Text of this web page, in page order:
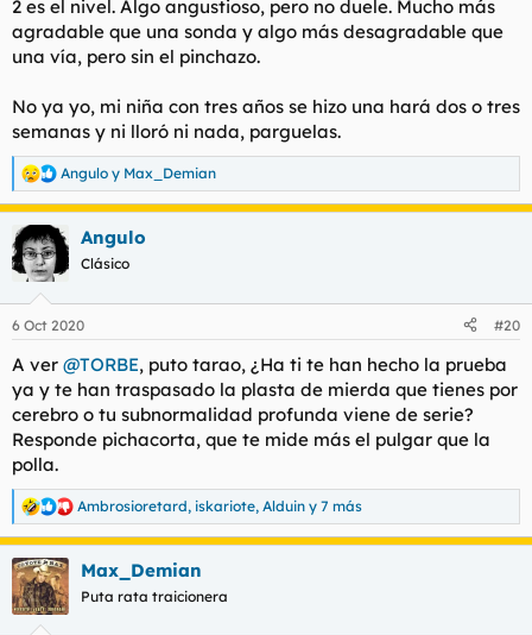
2 es el nivel. Algo angustioso, pero no duele. Mucho más
agradable que una sonda y algo más desagradable que
una vía, pero sin el pinchazo.
No ya yo, mi niña con tres años se hizo una hará dos o tres
semanas y ni lloró ni nada, parguelas.
R
e
a
c
c
i
e
:
Angulo y Max_Demian
Angulo
Clásico
6 Oct 2020 #20
A ver @TORBE, puto tarao, ¿Ha ti te han hecho la prueba
ya y te han traspasado la plasta de mierda que tienes por
cerebro o tu subnormalidad profunda viene de serie?
Responde pichacorta, que te mide más el pulgar que la
polla.
R
e
a
c
c
i
Ambrosioretard, iskariote, Alduin y 7 más
Max_Demian
Puta rata traicionera